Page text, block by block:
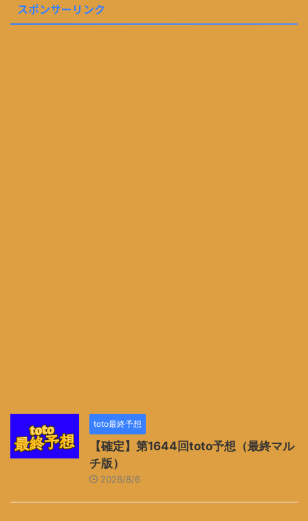
スポンサーリンク
toto最終予想
【確定】第1644回toto予想（最終マル
チ版）
2026/8/6